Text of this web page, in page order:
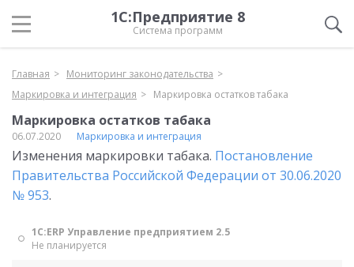
1С:Предприятие 8
Система программ
Главная
Мониторинг законодательства
Маркировка и интеграция
Маркировка остатков табака
Маркировка остатков табака
06.07.2020 Маркировка и интеграция
Изменения маркировки табака. Постановление
Правительства Российской Федерации от 30.06.2020
№ 953.
1С:ERP Управление предприятием 2.5
Не планируется